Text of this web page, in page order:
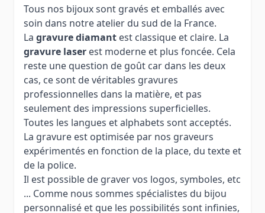
Tous nos bijoux sont gravés et emballés avec
soin dans notre atelier du sud de la France.
La gravure diamant est classique et claire. La
gravure laser est moderne et plus foncée. Cela
reste une question de goût car dans les deux
cas, ce sont de véritables gravures
professionnelles dans la matière, et pas
seulement des impressions superficielles.
Toutes les langues et alphabets sont acceptés.
La gravure est optimisée par nos graveurs
expérimentés en fonction de la place, du texte et
de la police.
Il est possible de graver vos logos, symboles, etc
... Comme nous sommes spécialistes du bijou
personnalisé et que les possibilités sont infinies,